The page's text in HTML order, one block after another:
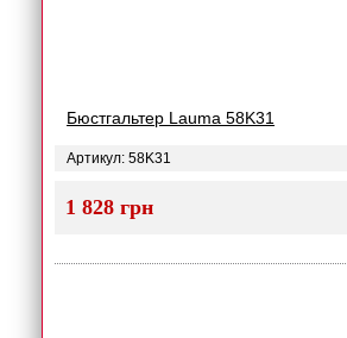
Бюстгальтер Lauma 58K31
Артикул: 58K31
1 828 грн